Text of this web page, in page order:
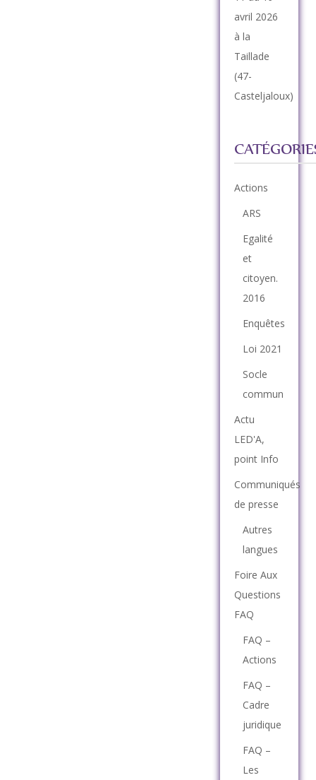
avril 2026
à la
Taillade
(47-
Casteljaloux)
Actions
ARS
Egalité
et
citoyen.
2016
Enquêtes
Loi 2021
Socle
commun
Actu
LED'A,
point Info
Communiqués
de presse
Autres
langues
Foire Aux
Questions
FAQ
FAQ –
Actions
FAQ –
Cadre
juridique
FAQ –
Les